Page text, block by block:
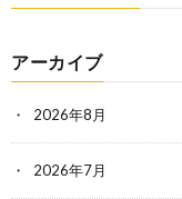
アーカイブ
2026年8月
2026年7月